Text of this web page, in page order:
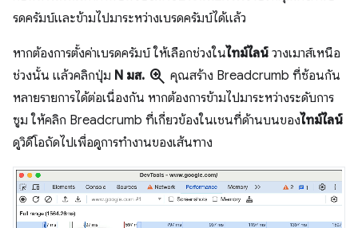
รดครัมบ์และข้ามไปมาระหว่างเบรดครัมบ์ได้แล้ว
หากต้องการตั้งค่าเบรดครัมบ์ ให้เลือกช่วงในไทม์ไลน์ วางเมาส์เหนือ
ช่วงนั้น แล้วคลิกปุ่ม N มส. zoom_in คุณสร้าง Breadcrumb ที่ซ้อนกัน
หลายรายการได้ต่อเนื่องกัน หากต้องการข้ามไปมาระหว่างระดับการ
ซูม ให้คลิก Breadcrumb ที่เกี่ยวข้องในเชนที่ด้านบนของไทม์ไลน์
ดูวิดีโอถัดไปเพื่อดูการทำงานของเส้นทาง